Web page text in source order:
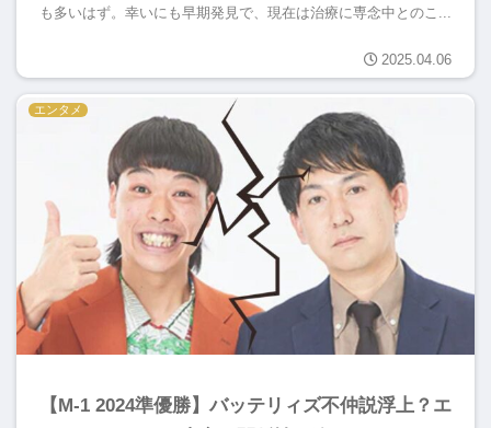
も多いはず。幸いにも早期発見で、現在は治療に専念中とのこ...
2025.04.06
エンタメ
【M-1 2024準優勝】バッテリィズ不仲説浮上？エ